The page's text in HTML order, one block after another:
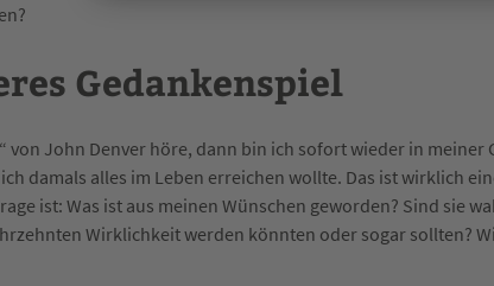
Gedankenspiel
“ von John Denver höre, dann bin ich sofort wieder in meiner
damals alles im Leben erreichen wollte. Das ist wirklich
ist: Was ist aus meinen Wünschen geworden? Sind sie
Wirklichkeit werden könnten oder sogar sollten?